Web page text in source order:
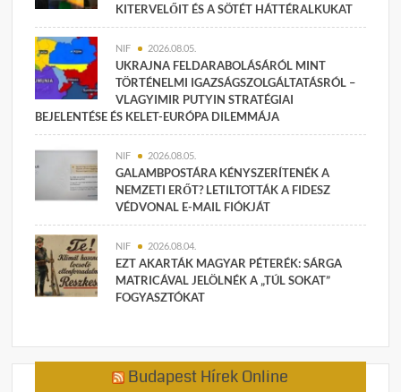
KITERVELŐIT ÉS A SÖTÉT HÁTTÉRALKUKAT
NIF 2026.08.05.
UKRAJNA FELDARABOLÁSÁRÓL MINT
TÖRTÉNELMI IGAZSÁGSZOLGÁLTATÁSRÓL –
VLAGYIMIR PUTYIN STRATÉGIAI
BEJELENTÉSE ÉS KELET-EURÓPA DILEMMÁJA
NIF 2026.08.05.
GALAMBPOSTÁRA KÉNYSZERÍTENÉK A
NEMZETI ERŐT? LETILTOTTÁK A FIDESZ
VÉDVONAL E-MAIL FIÓKJÁT
NIF 2026.08.04.
EZT AKARTÁK MAGYAR PÉTERÉK: SÁRGA
MATRICÁVAL JELÖLNÉK A „TÚL SOKAT”
FOGYASZTÓKAT
Budapest Hírek Online